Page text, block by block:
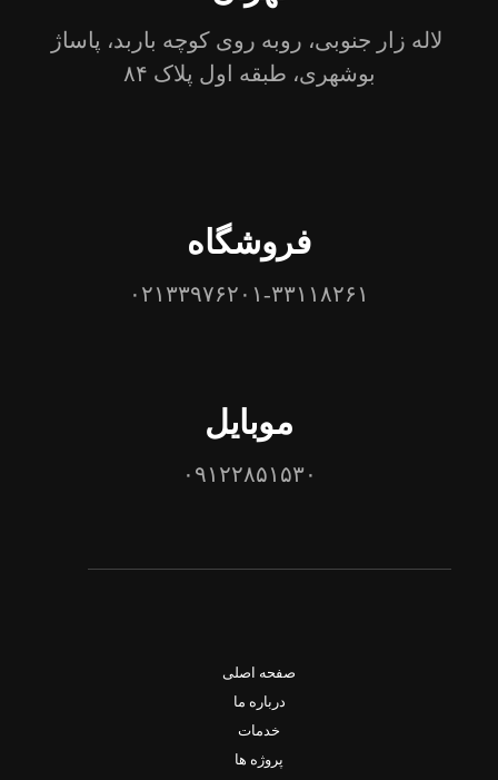
لاله زار جنوبی، روبه روی کوچه باربد، پاساژ
بوشهری، طبقه اول پلاک ۸۴
فروشگاه
۰۲۱۳۳۹۷۶۲۰۱-۳۳۱۱۸۲۶۱
موبایل
۰۹۱۲۲۸۵۱۵۳۰
صفحه اصلی
درباره ما
خدمات
پروژه ها